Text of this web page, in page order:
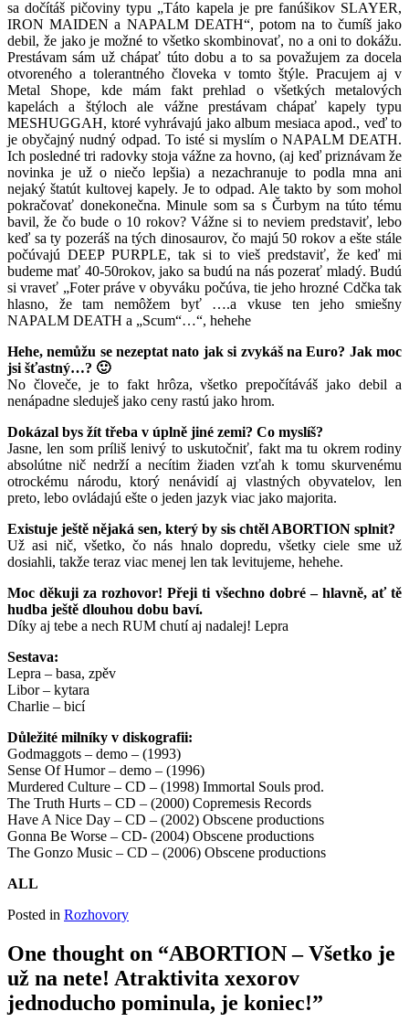
sa dočítáš pičoviny typu „Táto kapela je pre fanúšikov SLAYER,
IRON MAIDEN a NAPALM DEATH“, potom na to čumíš jako
debil, že jako je možné to všetko skombinovať, no a oni to dokážu.
Prestávam sám už chápať túto dobu a to sa považujem za docela
otvoreného a tolerantného človeka v tomto štýle. Pracujem aj v
Metal Shope, kde mám fakt prehlad o všetkých metalových
kapelách a štýloch ale vážne prestávam chápať kapely typu
MESHUGGAH, ktoré vyhrávajú jako album mesiaca apod., veď to
je obyčajný nudný odpad. To isté si myslím o NAPALM DEATH.
Ich posledné tri radovky stoja vážne za hovno, (aj keď priznávam že
novinka je už o niečo lepšia) a nezachranuje to podla mna ani
nejaký štatút kultovej kapely. Je to odpad. Ale takto by som mohol
pokračovať donekonečna. Minule som sa s Čurbym na túto tému
bavil, že čo bude o 10 rokov? Vážne si to neviem predstaviť, lebo
keď sa ty pozeráš na tých dinosaurov, čo majú 50 rokov a ešte stále
počúvajú DEEP PURPLE, tak si to vieš predstaviť, že keď mi
budeme mať 40-50rokov, jako sa budú na nás pozerať mladý. Budú
si vraveť „Foter práve v obyváku počúva, tie jeho hrozné Cdčka tak
hlasno, že tam nemôžem byť ….a vkuse ten jeho smiešny
NAPALM DEATH a „Scum“…“, hehehe
Hehe, nemůžu se nezeptat nato jak si zvykáš na Euro? Jak moc
jsi šťastný…? 🙂
No človeče, je to fakt hrôza, všetko prepočítáváš jako debil a
nenápadne sleduješ jako ceny rastú jako hrom.
Dokázal bys žít třeba v úplně jiné zemi? Co myslíš?
Jasne, len som príliš lenivý to uskutočniť, fakt ma tu okrem rodiny
absolútne nič nedrží a necítim žiaden vzťah k tomu skurvenému
otrockému národu, ktorý nenávidí aj vlastných obyvatelov, len
preto, lebo ovládajú ešte o jeden jazyk viac jako majorita.
Existuje ještě nějaká sen, který by sis chtěl ABORTION splnit?
Už asi nič, všetko, čo nás hnalo dopredu, všetky ciele sme už
dosiahli, takže teraz viac menej len tak levitujeme, hehehe.
Moc děkuji za rozhovor! Přeji ti všechno dobré – hlavně, ať tě
hudba ještě dlouhou dobu baví.
Díky aj tebe a nech RUM chutí aj nadalej! Lepra
Sestava:
Lepra – basa, zpěv
Libor – kytara
Charlie – bicí
Důležité milníky v diskografii:
Godmaggots – demo – (1993)
Sense Of Humor – demo – (1996)
Murdered Culture – CD – (1998) Immortal Souls prod.
The Truth Hurts – CD – (2000) Copremesis Records
Have A Nice Day – CD – (2002) Obscene productions
Gonna Be Worse – CD- (2004) Obscene productions
The Gonzo Music – CD – (2006) Obscene productions
ALL
Posted in Rozhovory
One thought on “ABORTION – Všetko je
už na nete! Atraktivita xexorov
jednoducho pominula, je koniec!”